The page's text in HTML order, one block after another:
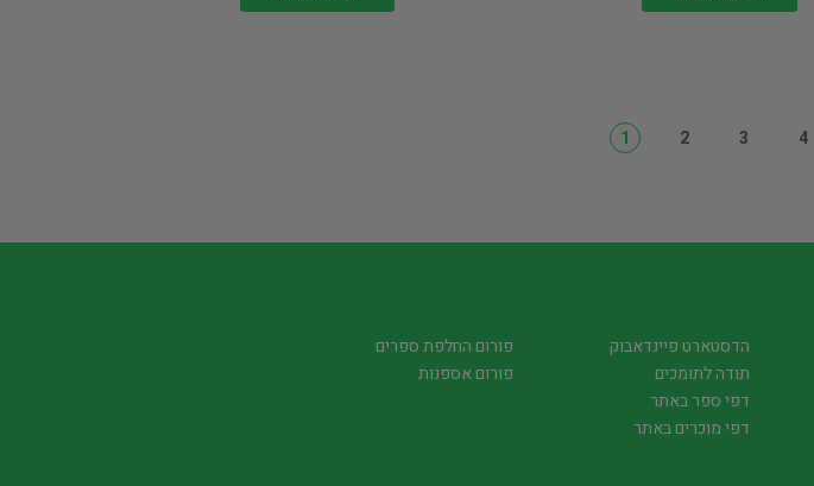
1 2 3 4
הדסטארט פיינדאבוק
תודה לתומכים
דפי ספר באתר
דפי מוכרים באתר
פורום החלפת ספרים
פורום אספנות